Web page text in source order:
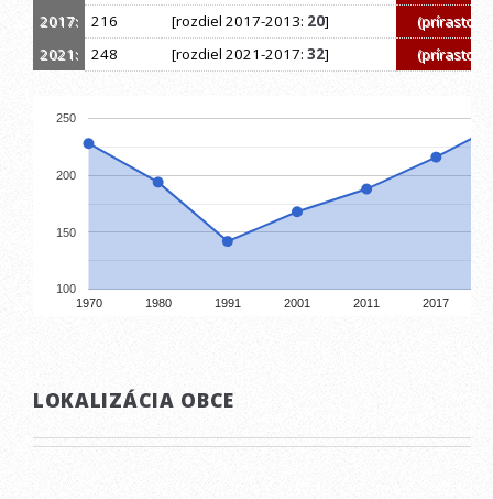
2017:
216 [rozdiel 2017-2013: 20]
(prírastok)
2021:
248 [rozdiel 2021-2017: 32] (prírastok)
1970 1980 1991 2001 2011 2017
100
150
200
250
LOKALIZÁCIA OBCE